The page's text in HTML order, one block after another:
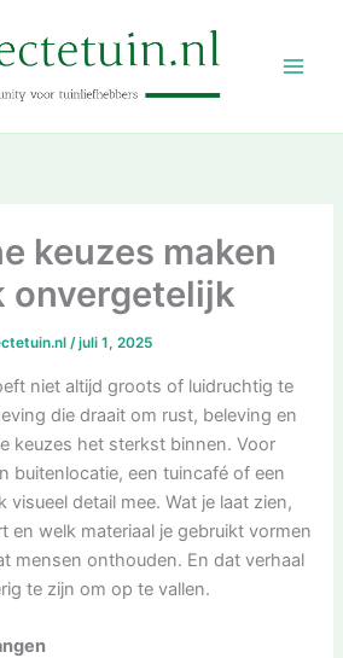
keuzes maken
onvergetelijk
/juli 1, 2025
niet altijd groots of luidruchtig te
die draait om rust, beleving en
keuzes het sterkst binnen. Voor
buitenlocatie, een tuincafé of een
detail mee. Wat je laat zien,
en welk materiaal je gebruikt vormen
mensen onthouden. En dat verhaal
te zijn om op te vallen.